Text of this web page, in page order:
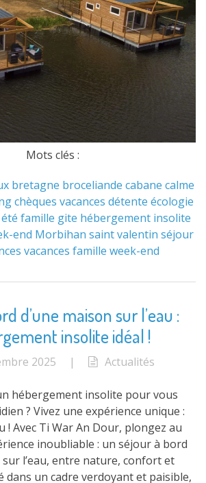
Mots clés :
bretagne broceliande cabane calme
chèques vacances détente écologie
été famille gite hébergement insolite
end Morbihan saint valentin séjour
vacances famille week-end
d’une maison sur l’eau :
insolite idéal !
2025 | Actualités
hébergement insolite pour vous
? Vivez une expérience unique :
! Avec Ti War An Dour, plongez au
inoubliable : un séjour à bord
sur l’eau, entre nature, confort et
dans un cadre verdoyant et paisible,